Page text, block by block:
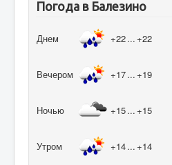
Погода в Балезино
Днем +22... +22
Вечером +17... +19
Ночью +15... +15
Утром +14... +14